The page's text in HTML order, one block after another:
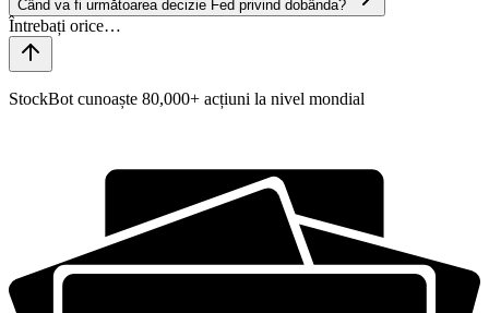
Când va fi următoarea decizie Fed privind dobânda?
StockBot cunoaște 80,000+ acțiuni la nivel mondial